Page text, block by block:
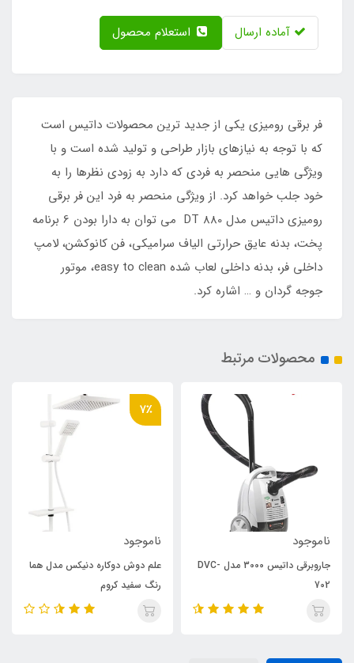
آماده ارسال
فر برقی رومیزی یکی از جدید ترین محصولات داتیس است
که با توجه به نیازهای بازار طراحی و تولید شده است و با
ویژگی هایی منحصر به فردی که دارد به زودی نظرها را به
خود جلب خواهد کرد. از ویژگی منحصر به فرد این فر برقی
رومیزی داتیس مدل DT 880 می توان به دارا بودن 6 برنامه
پخت، بدنه عایق حرارتی الیاف سرامیکی، فن کانوکشن، لامپ
داخلی فر، بدنه داخلی لعاب شده easy to clean، موتور
جوجه گردان و … اشاره کرد.
محصولات مرتبط
ناموجود
جاروبرقی داتیس 3000 مدل DVC-
702
7٪
ناموجود
علم دوش دوکاره دنیکس مدل هما
رنگ سفید کروم